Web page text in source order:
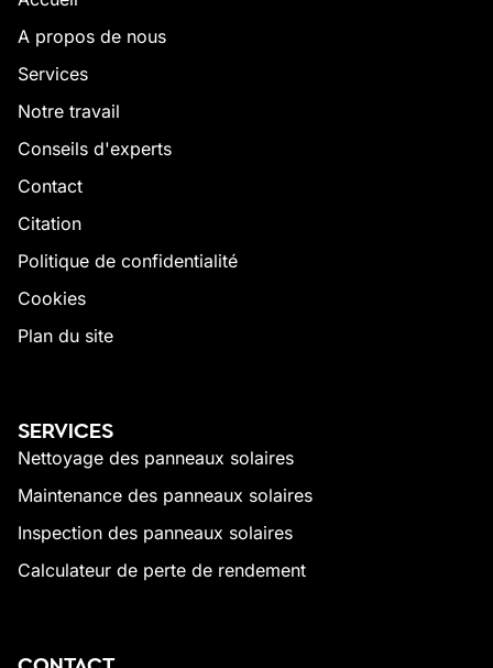
A propos de nous
Services
Notre travail
Conseils d'experts
Contact
Citation
Politique de confidentialité
Cookies
Plan du site
SERVICES
Nettoyage des panneaux solaires
Maintenance des panneaux solaires
Inspection des panneaux solaires
Calculateur de perte de rendement